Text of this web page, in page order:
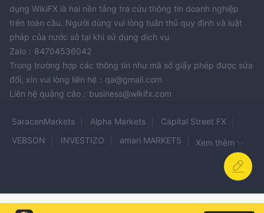
dụng WikiFX là hai nền tảng tra cứu thông tin doanh nghiệp
trên toàn cầu. Người dùng vui lòng tuân thủ quy định và luật
pháp của nước sở tại khi sử dụng dịch vụ.
Zalo：84704536042
Trong trường hợp các thông tin như mã số giấy phép được sửa
đổi, xin vui lòng liên hệ：qa@gmail.com
Liên hệ quảng cáo：business@wikifx.com
SaracenMarkets Alpha Markets
Capital Street FX
VEBSON
INVESTIZO
amari MARKETS
WEALTH-FX
BullishCopyExperts
WISEFXTRADE
Xem thêm